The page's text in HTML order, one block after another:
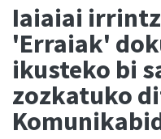
Iaiaiai
'Erraiak'
ikusteko bi
zozkatuko